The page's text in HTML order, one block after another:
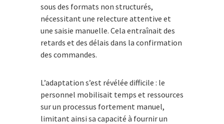
sous des formats non structurés,
nécessitant une relecture attentive et
une saisie manuelle. Cela entraînait des
retards et des délais dans la confirmation
des commandes.
L’adaptation s’est révélée difficile : le
personnel mobilisait temps et ressources
sur un processus fortement manuel,
limitant ainsi sa capacité à fournir un